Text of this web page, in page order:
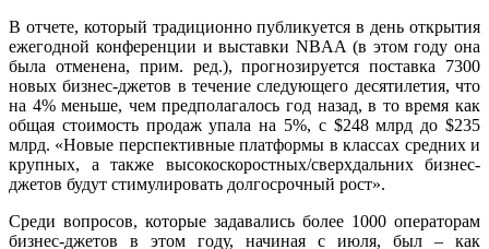
В отчете, который традиционно публикуется в день открытия
ежегодной конференции и выставки NBAA (в этом году она
была отменена, прим. ред.), прогнозируется поставка 7300
новых бизнес-джетов в течение следующего десятилетия, что
на 4% меньше, чем предполагалось год назад, в то время как
общая стоимость продаж упала на 5%, с $248 млрд до $235
млрд. «Новые перспективные платформы в классах средних и
крупных, а также высокоскоростных/сверхдальних бизнес-
джетов будут стимулировать долгосрочный рост».
Среди вопросов, которые задавались более 1000 операторам
бизнес-джетов в этом году, начиная с июля, был – как